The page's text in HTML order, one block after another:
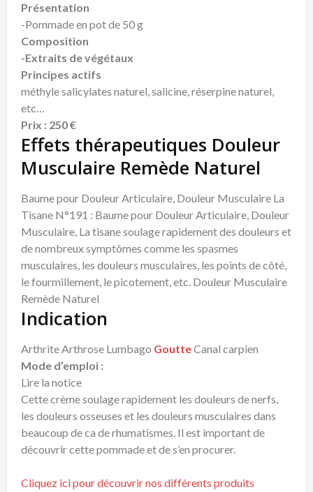
Présentation
-Pommade en pot de 50 g
Composition
-Extraits de végétaux
Principes actifs
méthyle salicylates naturel, salicine, réserpine naturel,
etc…
Prix : 250 €
Effets thérapeutiques Douleur
Musculaire Remède Naturel
Baume pour Douleur Articulaire, Douleur Musculaire La
Tisane N°191 : Baume pour Douleur Articulaire, Douleur
Musculaire, La tisane soulage rapidement des douleurs et
de nombreux symptômes comme les spasmes
musculaires, les douleurs musculaires, les points de côté,
le fourmillement, le picotement, etc. Douleur Musculaire
Remède Naturel
Indication
Arthrite Arthrose Lumbago GoutteCanal carpien
Mode d’emploi :
Lire la notice
Cette crème soulage rapidement les douleurs de nerfs,
les douleurs osseuses et les douleurs musculaires dans
beaucoup de ca de rhumatismes. Il est important de
découvrir cette pommade et de s’en procurer.
Cliquez ici pour découvrir nos différents produits